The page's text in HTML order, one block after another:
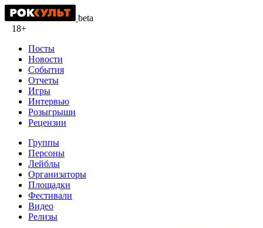
beta
18+
Посты
Новости
События
Отчеты
Игры
Интервью
Розыгрыши
Рецензии
Группы
Персоны
Лейблы
Организаторы
Площадки
Фестивали
Видео
Релизы